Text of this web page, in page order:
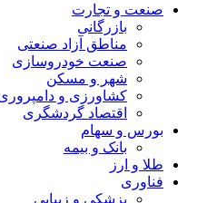
صنعت و تجارت
بازرگانی
مناطق آزاد صنعتی
صنعت خودروسازی
شهر و مسکن
کشاورزی و
اقتصاد گردشگری
بورس و سهام
بانک و بیمه
طلا و ارز
فناوری
پزشکی و زیبایی